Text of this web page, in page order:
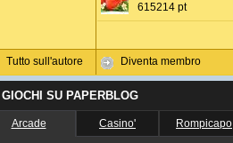
Tutto sull'autore
615214 pt
Diventa membro
I GIOCHI SU PAPERBLOG
Arcade Casino' Rompicapo